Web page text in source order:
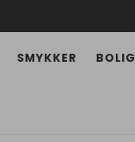
SMYKKER BOLIG